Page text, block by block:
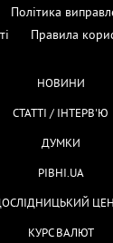
Політика
Правила
НОВИНИ
СТАТТІ / ІНТЕРВ'Ю
ДУМКИ
РІВНІ.UA
КУРС ВАЛЮТ